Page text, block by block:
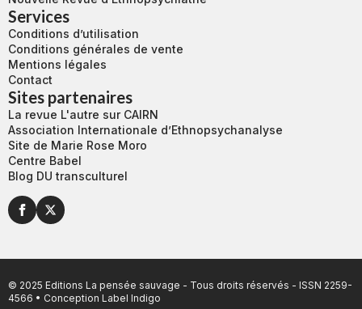
Services
Conditions d’utilisation
Conditions générales de vente
Mentions légales
Contact
Sites partenaires
La revue L'autre sur CAIRN
Association Internationale d’Ethnopsychanalyse
Site de Marie Rose Moro
Centre Babel
Blog DU transculturel
© 2025 Editions La pensée sauvage - Tous droits réservés - ISSN 2259-
4566 • Conception Label Indigo